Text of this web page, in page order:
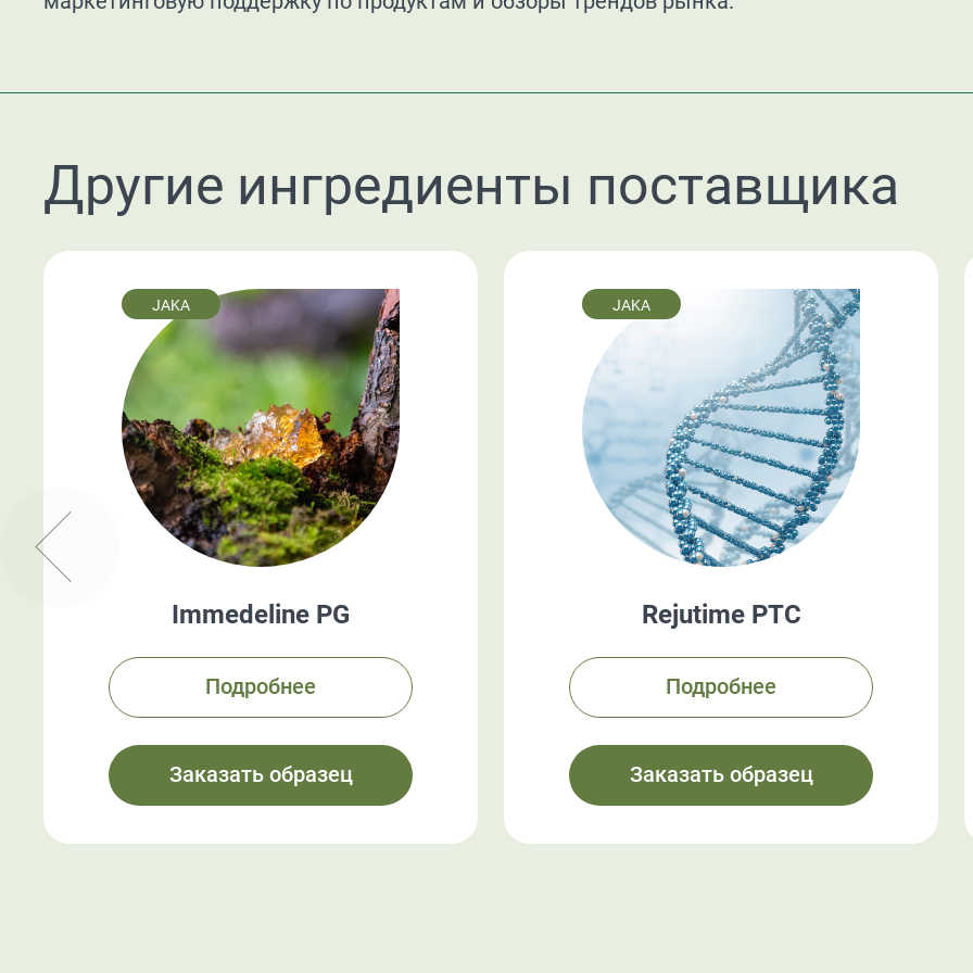
Другие ингредиенты поставщика
JAKA
Immedeline PG
Подробнее
Заказать образец
JAKA
Rejutime PTC
Подробнее
Заказать образец